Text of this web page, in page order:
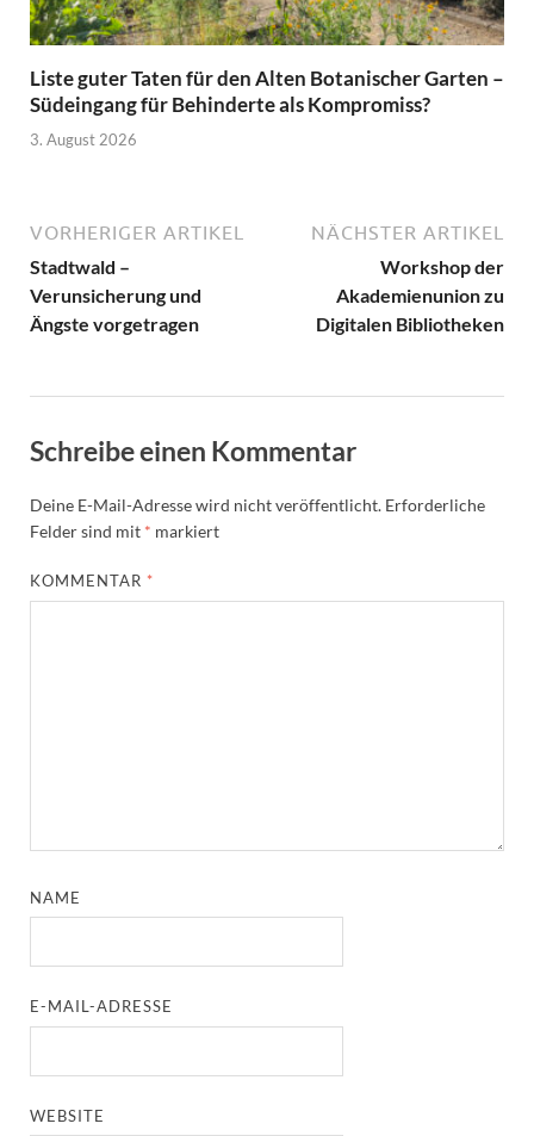
Liste guter Taten für den Alten Botanischer Garten –
Südeingang für Behinderte als Kompromiss?
3. August 2026
VORHERIGER ARTIKEL
Stadtwald –
Verunsicherung und
Ängste vorgetragen
NÄCHSTER ARTIKEL
Workshop der
Akademienunion zu
Digitalen Bibliotheken
Schreibe einen Kommentar
Deine E-Mail-Adresse wird nicht veröffentlicht. Erforderliche
Felder sind mit * markiert
KOMMENTAR *
NAME
E-MAIL-ADRESSE
WEBSITE